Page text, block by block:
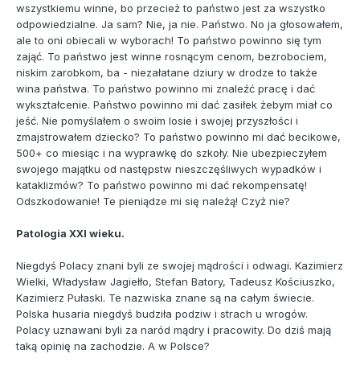
wszystkiemu winne, bo przecież to państwo jest za wszystko
odpowiedzialne. Ja sam? Nie, ja nie. Państwo. No ja głosowałem,
ale to oni obiecali w wyborach! To państwo powinno się tym
zająć. To państwo jest winne rosnącym cenom, bezrobociem,
niskim zarobkom, ba - niezałatane dziury w drodze to także
wina państwa. To państwo powinno mi znaleźć pracę i dać
wykształcenie. Państwo powinno mi dać zasiłek żebym miał co
jeść. Nie pomyślałem o swoim losie i swojej przyszłości i
zmajstrowałem dziecko? To państwo powinno mi dać becikowe,
500+ co miesiąc i na wyprawkę do szkoły. Nie ubezpieczyłem
swojego majątku od następstw nieszczęśliwych wypadków i
kataklizmów? To państwo powinno mi dać rekompensatę!
Odszkodowanie! Te pieniądze mi się należą! Czyż nie?
Patologia XXI wieku.
Niegdyś Polacy znani byli ze swojej mądrości i odwagi. Kazimierz
Wielki, Władysław Jagiełło, Stefan Batory, Tadeusz Kościuszko,
Kazimierz Pułaski. Te nazwiska znane są na całym świecie.
Polska husaria niegdyś budziła podziw i strach u wrogów.
Polacy uznawani byli za naród mądry i pracowity. Do dziś mają
taką opinię na zachodzie. A w Polsce?